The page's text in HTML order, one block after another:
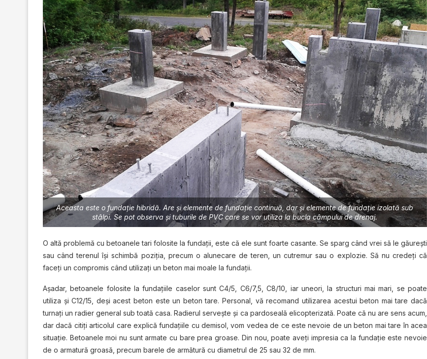
Aceasta este o fundație hibridă. Are și elemente de fundație continuă, dar și elemente de fundație izolată sub
stâlpi. Se pot observa și tuburile de PVC care se vor utiliza la bucla câmpului de drenaj.
O altă problemă cu betoanele tari folosite la fundații, este că ele sunt foarte casante. Se sparg când vrei să le găurești
sau când terenul își schimbă poziția, precum o alunecare de teren, un cutremur sau o explozie. Să nu credeți că
faceți un compromis când utilizați un beton mai moale la fundații.
Așadar, betoanele folosite la fundațiile caselor sunt C4/5, C6/7,5, C8/10, iar uneori, la structuri mai mari, se poate
utiliza și C12/15, deși acest beton este un beton tare. Personal, vă recomand utilizarea acestui beton mai tare dacă
turnați un radier general sub toată casa. Radierul servește și ca pardoseală elicopterizată. Poate că nu are sens acum,
dar dacă citiți articolul care explică fundațiile cu demisol, vom vedea de ce este nevoie de un beton mai tare în acea
situație. Betoanele moi nu sunt armate cu bare prea groase. Din nou, poate aveți impresia ca la fundație este nevoie
de o armatură groasă, precum barele de armătură cu diametrul de 25 sau 32 de mm.